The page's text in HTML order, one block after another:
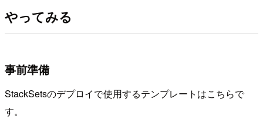
やってみる
事前準備
StackSetsのデプロイで使用するテンプレートはこちらで
す。